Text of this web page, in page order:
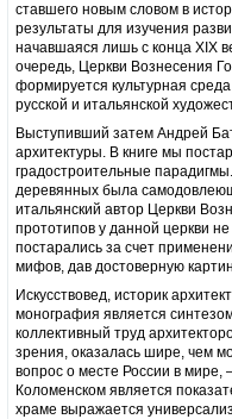
ставшего новым словом в
результаты для изучения
начавшаяся лишь с конца XIX
очередь, Церкви Вознесения
формируется культурная
русской и итальянской
Выступивший затем Андрей
архитектуры. В книге мы
градостроительные
деревянных была
итальянский автор Церкви
прототипов у данной церкви
постарались за счет
мифов, дав достоверную
Искусствовед, историк
монография является
коллективный труд
зрения, оказалась шире, чем
вопрос о месте России в
Коломенском является
храме выражается